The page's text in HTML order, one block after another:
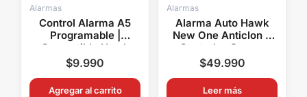
Alarmas
Control Alarma A5
Programable |
Compatible Hawk
Nemesis Genius
Target WS Eltec
Bulldozer
$9.990
Agregar al carrito
Alarmas
Alarma Auto Hawk
New One Anticlon 2
Controles Sensor
Impacto
$49.990
Leer más